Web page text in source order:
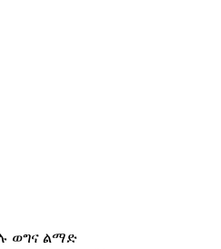
ወግና ልማድ